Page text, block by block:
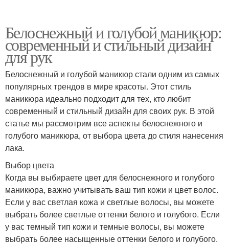
Белоснежный и голубой маникюр:
современный и стильный дизайн
для рук
Белоснежный и голубой маникюр стали одним из самых
популярных трендов в мире красоты. Этот стиль
маникюра идеально подходит для тех, кто любит
современный и стильный дизайн для своих рук. В этой
статье мы рассмотрим все аспекты белоснежного и
голубого маникюра, от выбора цвета до стиля нанесения
лака.
Выбор цвета
Когда вы выбираете цвет для белоснежного и голубого
маникюра, важно учитывать ваш тип кожи и цвет волос.
Если у вас светлая кожа и светлые волосы, вы можете
выбрать более светлые оттенки белого и голубого. Если
у вас темный тип кожи и темные волосы, вы можете
выбрать более насыщенные оттенки белого и голубого.